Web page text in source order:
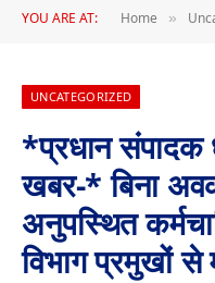
YOU ARE AT: Home »
UNCATEGORIZED
*प्रधान संपादक
खबर-* बिना
अनुपस्थित
विभाग प्रमुखों से